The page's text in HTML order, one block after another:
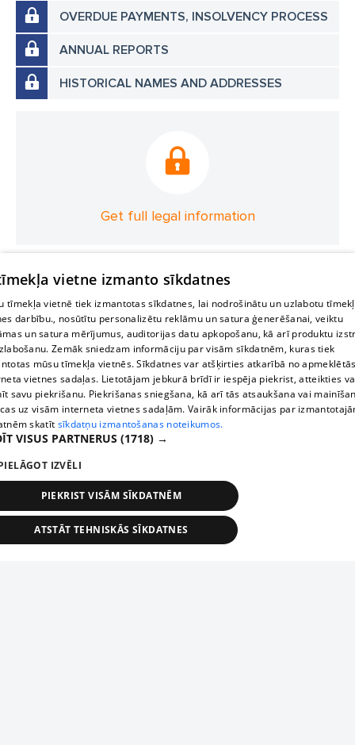
OVERDUE PAYMENTS, INSOLVENCY PROCESS
ANNUAL REPORTS
HISTORICAL NAMES AND ADDRESSES
Get full legal information
vietne izmanto sīkdatnes
tīmekļa vietnē tiek izmantotas sīkdatnes, lai nodrošinātu un uzlabotu
darbību., nosūtītu personalizētu reklāmu un satura ģenerēšanai, veiktu
un satura mērījumus, auditorijas datu apkopošanu, kā arī produktu
Zemāk sniedzam informāciju par visām sīkdatnēm, kuras tiek
mūsu tīmekļa vietnēs. Sīkdatnes var atšķirties atkarībā no
vietnes sadaļas. Lietotājam jebkurā brīdī ir iespēja piekrist, atteikties
savu piekrišanu. Piekrišanas sniegšana, kā arī tās atsaukšana vai
uz visām interneta vietnes sadaļām. Vairāk informācijas par
skatīt sīkdatņu izmantošanas noteikumos.
VISUS PARTNERUS (1718) →
IZVĒLI
PIEKRIST VISĀM SĪKDATNĒM
ATSTĀT TEHNISKĀS SĪKDATNES